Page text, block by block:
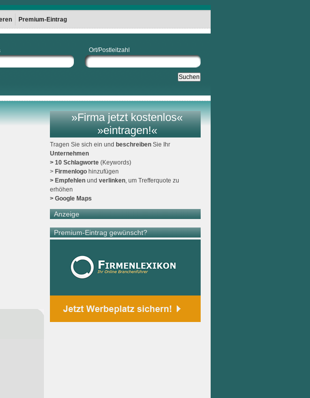
Premium-Eintrag
Ort/Postleitzahl
»Firma jetzt kostenlos«
»eintragen!«
Tragen Sie sich ein und beschreibenSie Ihr
Unternehmen
> 10 Schlagworte(Keywords)
> Firmenlogohinzufügen
> Empfehlenund verlinken, um Trefferquote zu
erhöhen
> Google Maps
Anzeige
Premium-Eintrag gewünscht?